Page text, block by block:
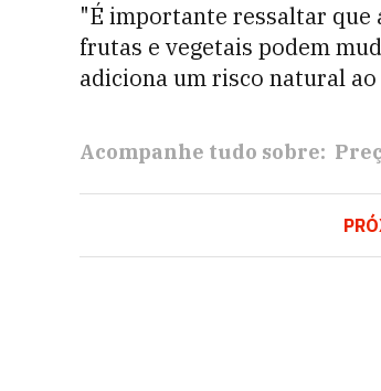
"É importante ressaltar que
frutas e vegetais podem
adiciona um risco natural ao
Acompanhe tudo sobre: